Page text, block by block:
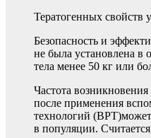
Тератогенных свойств
Безопасность и
не была установлена
тела менее 50 кг или
Частота
после применения
технологий
в популяции.